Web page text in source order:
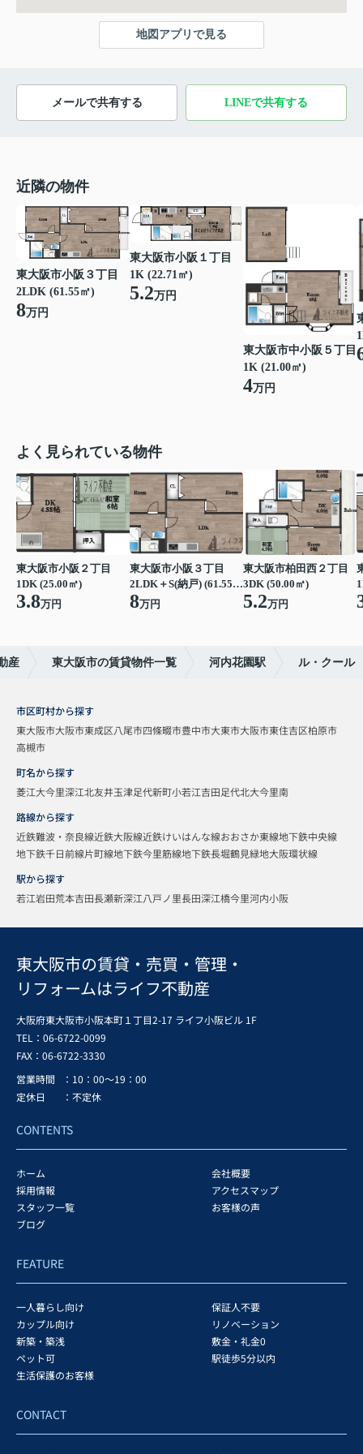
地図アプリで見る
メールで共有する LINEで共有する
近隣の物件
東大阪市小阪３丁目
2LDK (61.55㎡)
8万円
東大阪市小阪１丁目
1K (22.71㎡)
5.2万円
東大阪市中小阪５丁目
1K (21.00㎡)
4万円
よく見られている物件
東大阪市小阪２丁目
1DK (25.00㎡)
3.8万円
東大阪市小阪３丁目
2LDK＋S(納戸) (61.55㎡)
8万円
東大阪市柏田西２丁目
3DK (50.00㎡)
5.2万円
産 東大阪市の賃貸物件一覧 河内花園駅 ル・クール
市区町村から探す
東大阪市大阪市東成区八尾市四條畷市豊中市大東市大阪市東住吉区柏原市
高槻市
町名から探す
菱江大今里深江北友井玉津足代新町小若江吉田足代北大今里南
路線から探す
近鉄難波・奈良線近鉄大阪線近鉄けいはんな線おおさか東線地下鉄中央線
地下鉄千日前線片町線地下鉄今里筋線地下鉄長堀鶴見緑地大阪環状線
駅から探す
若江岩田荒本吉田長瀬新深江八戸ノ里長田深江橋今里河内小阪
東大阪市の賃貸・売買・管理・
リフォームはライフ不動産
大阪府東大阪市小阪本町１丁目2-17 ライフ小阪ビル 1F
TEL：06-6722-0099
FAX： 06-6722-3330
営業時間
：10：00～19：00
定休日
：不定休
CONTENTS
ホーム
会社概要
採用情報
アクセスマップ
スタッフ一覧
お客様の声
ブログ
FEATURE
一人暮らし向け
保証人不要
カップル向け
リノベーション
新築・築浅
敷金・礼金0
ペット可
駅徒歩5分以内
生活保護のお客様
CONTACT